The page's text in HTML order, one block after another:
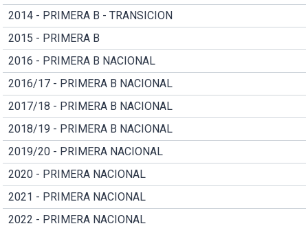
2014 - PRIMERA B - TRANSICION
2015 - PRIMERA B
2016 - PRIMERA B NACIONAL
2016/17 - PRIMERA B NACIONAL
2017/18 - PRIMERA B NACIONAL
2018/19 - PRIMERA B NACIONAL
2019/20 - PRIMERA NACIONAL
2020 - PRIMERA NACIONAL
2021 - PRIMERA NACIONAL
2022 - PRIMERA NACIONAL